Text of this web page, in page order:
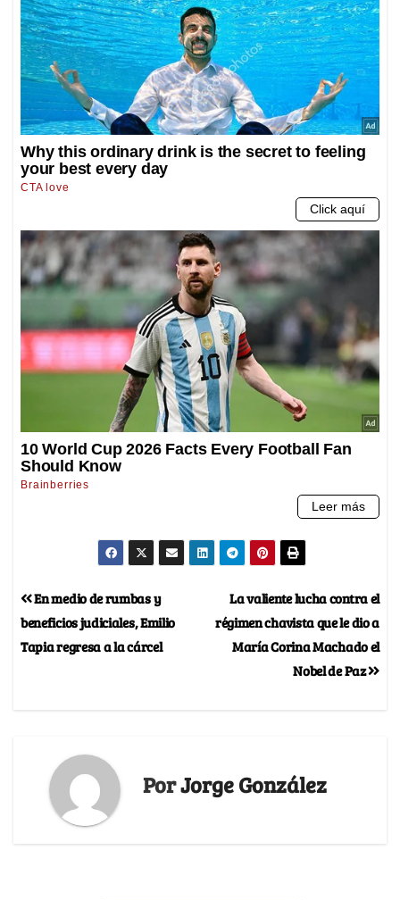
La valiente lucha contra el
régimen chavista que le dio a
María Corina Machado el
Nobel de Paz
En medio de rumbas y
beneficios judiciales, Emilio
Tapia regresa a la cárcel
PorJorge González